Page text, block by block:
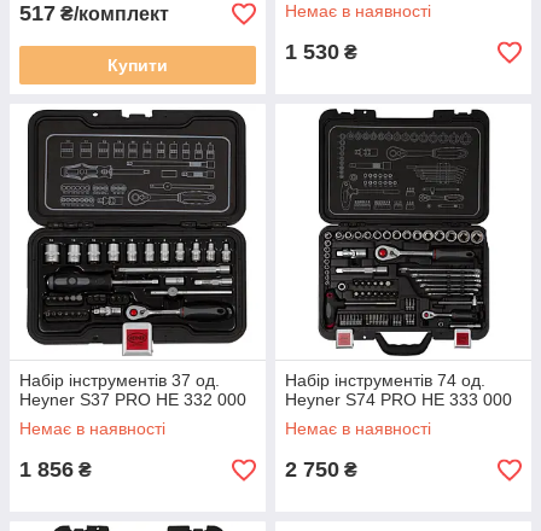
517 ₴/комплект
Купити
Немає в наявності
1 530 ₴
Набір інструментів 37 од.
Heyner S37 PRO НЕ 332 000
Немає в наявності
1 856 ₴
Набір інструментів 74 од.
Heyner S74 PRO НЕ 333 000
Немає в наявності
2 750 ₴